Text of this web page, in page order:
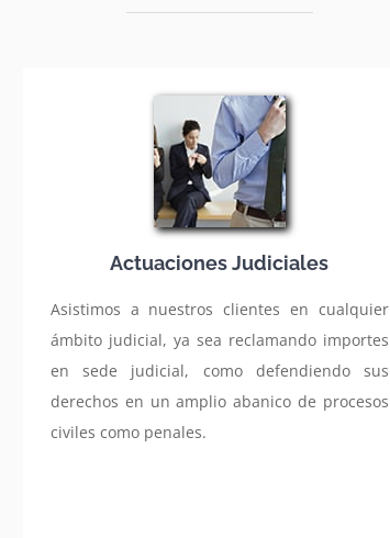
Actuaciones Judiciales
Asistimos a nuestros clientes en cualquier
ámbito judicial, ya sea reclamando importes
en sede judicial, como defendiendo sus
derechos en un amplio abanico de procesos
civiles como penales.